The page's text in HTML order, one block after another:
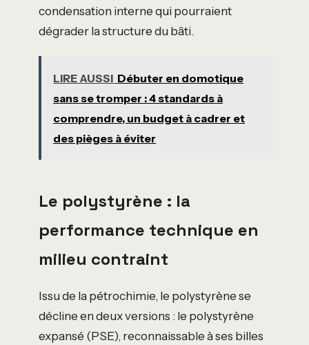
condensation interne qui pourraient
dégrader la structure du bâti.
LIRE AUSSI Débuter en domotique
sans se tromper : 4 standards à
comprendre, un budget à cadrer et
des pièges à éviter
Le polystyrène : la
performance technique en
milieu contraint
Issu de la pétrochimie, le polystyrène se
décline en deux versions : le polystyrène
expansé (PSE), reconnaissable à ses billes